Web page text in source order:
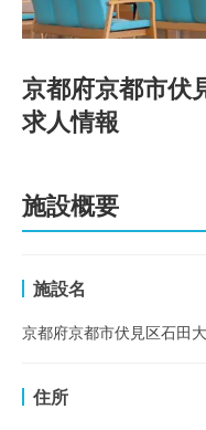
京都府京都市伏
求人情報
施設概要
施設名
京都府京都市伏見区石田
住所